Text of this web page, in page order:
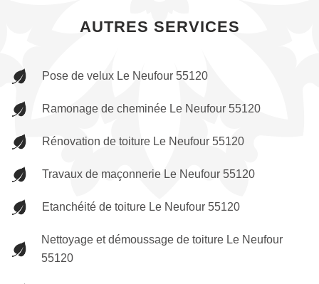
AUTRES SERVICES
Pose de velux Le Neufour 55120
Ramonage de cheminée Le Neufour 55120
Rénovation de toiture Le Neufour 55120
Travaux de maçonnerie Le Neufour 55120
Etanchéité de toiture Le Neufour 55120
Nettoyage et démoussage de toiture Le Neufour
55120